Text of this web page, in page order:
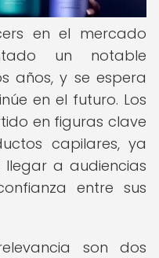
en el mercado
un notable
años, y se espera
en el futuro. Los
en figuras clave
capilares, ya
a audiencias
entre sus
son dos